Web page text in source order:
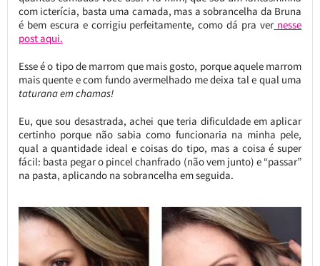
com icterícia, basta uma camada, mas a sobrancelha da Bruna
é bem escura e corrigiu perfeitamente, como dá pra ver nesse
post aqui.
Esse é o tipo de marrom que mais gosto, porque aquele marrom
mais quente e com fundo avermelhado me deixa tal e qual uma
taturana em chamas!
Eu, que sou desastrada, achei que teria dificuldade em aplicar
certinho porque não sabia como funcionaria na minha pele,
qual a quantidade ideal e coisas do tipo, mas a coisa é super
fácil: basta pegar o pincel chanfrado (não vem junto) e “passar”
na pasta, aplicando na sobrancelha em seguida.